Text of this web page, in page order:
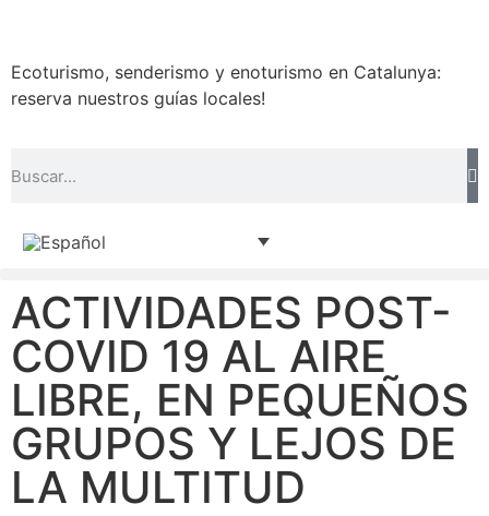
Ecoturismo, senderismo y enoturismo en Catalunya:
reserva nuestros guías locales!
ACTIVIDADES POST-
COVID 19 AL AIRE
LIBRE, EN PEQUEÑOS
GRUPOS Y LEJOS DE
LA MULTITUD